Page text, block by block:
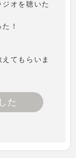
オを聴いた
！
てもらいま
た